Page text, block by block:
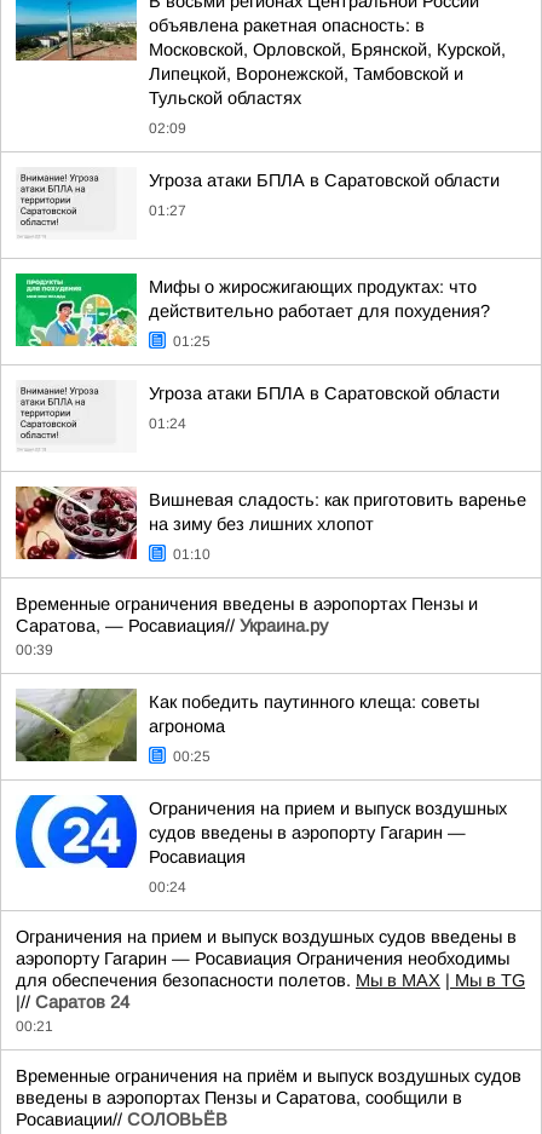
объявлена ракетная опасность: в
Московской, Орловской, Брянской, Курской,
Липецкой, Воронежской, Тамбовской и
Тульской областях
02:09
Угроза атаки БПЛА в Саратовской области
01:27
Мифы о жиросжигающих продуктах: что
действительно работает для похудения?
01:25
Угроза атаки БПЛА в Саратовской области
01:24
Вишневая сладость: как приготовить варенье
на зиму без лишних хлопот
01:10
Временные ограничения введены в аэропортах Пензы и
Саратова, — Росавиация// Украина.ру
00:39
Как победить паутинного клеща: советы
агронома
00:25
Ограничения на прием и выпуск воздушных
судов введены в аэропорту Гагарин —
Росавиация
00:24
Ограничения на прием и выпуск воздушных судов введены в
аэропорту Гагарин — Росавиация Ограничения необходимы
для обеспечения безопасности полетов. Мы в MAX | Мы в TG
|// Саратов 24
00:21
Временные ограничения на приём и выпуск воздушных судов
введены в аэропортах Пензы и Саратова, сообщили в
Росавиации// СОЛОВЬЁВ